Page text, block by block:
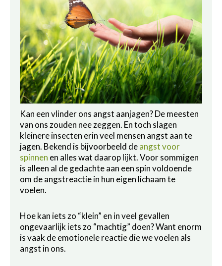
Kan een vlinder ons angst aanjagen? De meesten
van ons zouden nee zeggen. En toch slagen
kleinere insecten erin veel mensen angst aan te
jagen. Bekend is bijvoorbeeld deangst voor
spinnen en alles wat daarop lijkt. Voor sommigen
is alleen al de gedachte aan een spin voldoende
om de angstreactie in hun eigen lichaam te
voelen.
Hoe kan iets zo “klein” en in veel gevallen
ongevaarlijk iets zo “machtig” doen? Want enorm
is vaak de emotionele reactie die we voelen als
angst in ons.